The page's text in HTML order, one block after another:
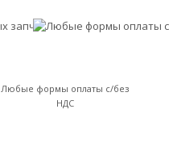
Любые формы оплаты с/без
НДС